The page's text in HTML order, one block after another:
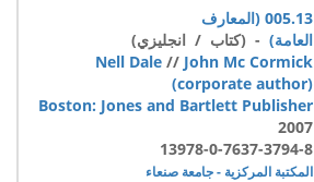
005.13 (المعارف
العامة) - (كتاب / انجليزي)
Nell Dale // John Mc Cormick
(corporate author)
Boston: Jones and Bartlett Publisher
2007
13978-0-7637-3794-8
المكتبة المركزية - جامعة صنعاء